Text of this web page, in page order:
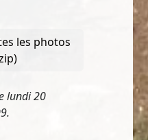
les photos
lundi 20